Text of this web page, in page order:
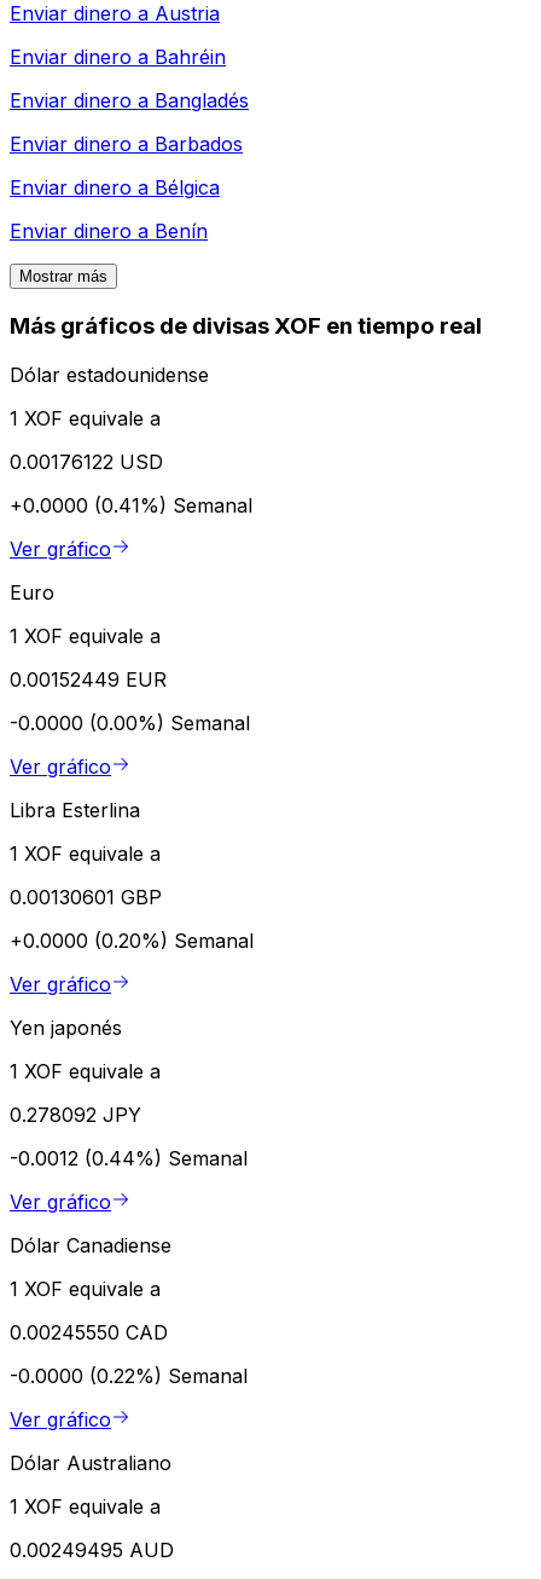
Enviar dinero a Austria
Enviar dinero a Bahréin
Enviar dinero a Bangladés
Enviar dinero a Barbados
Enviar dinero a Bélgica
Enviar dinero a Benín
Mostrar más
Más gráficos de divisas XOF en tiempo real
Dólar estadounidense
1 XOF equivale a
0.00176122 USD
+0.0000 (0.41%) Semanal
Ver gráfico
Euro
1 XOF equivale a
0.00152449 EUR
-0.0000 (0.00%) Semanal
Ver gráfico
Libra Esterlina
1 XOF equivale a
0.00130601 GBP
+0.0000 (0.20%) Semanal
Ver gráfico
Yen japonés
1 XOF equivale a
0.278092 JPY
-0.0012 (0.44%) Semanal
Ver gráfico
Dólar Canadiense
1 XOF equivale a
0.00245550 CAD
-0.0000 (0.22%) Semanal
Ver gráfico
Dólar Australiano
1 XOF equivale a
0.00249495 AUD